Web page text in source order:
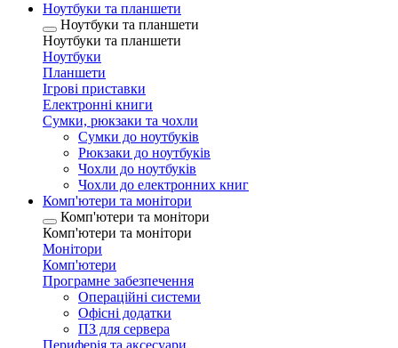
Ноутбуки та планшети
Ноутбуки та планшети
Ноутбуки та планшети
Ноутбуки
Планшети
Ігрові приставки
Електронні книги
Сумки, рюкзаки та чохли
Сумки до ноутбуків
Рюкзаки до ноутбуків
Чохли до ноутбуків
Чохли до електронних книг
Комп'ютери та монітори
Комп'ютери та монітори
Комп'ютери та монітори
Монітори
Комп'ютери
Програмне забезпечення
Операційні системи
Офісні додатки
ПЗ для сервера
Периферія та аксесуари